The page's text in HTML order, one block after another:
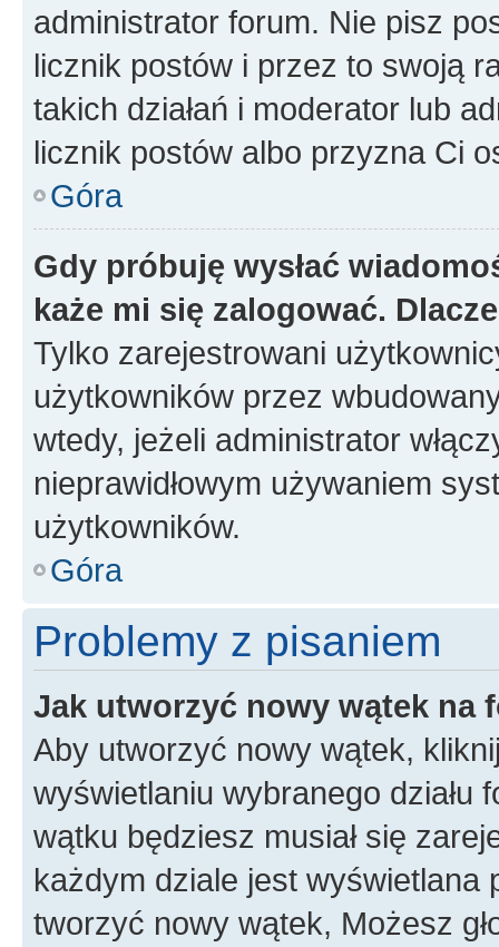
administrator forum. Nie pisz
licznik postów i przez to swoją
takich działań i moderator lub
licznik postów albo przyzna Ci
Góra
Gdy próbuję wysłać
każe mi się zalogować.
Tylko zarejestrowani
użytkowników przez
wtedy, jeżeli administrator
nieprawidłowym używaniem
użytkowników.
Góra
Problemy z pisaniem
Jak utworzyć nowy wątek na
Aby utworzyć nowy wątek,
wyświetlaniu wybranego działu
wątku będziesz musiał się
każdym dziale jest wyświetlana
tworzyć nowy wątek, Możesz